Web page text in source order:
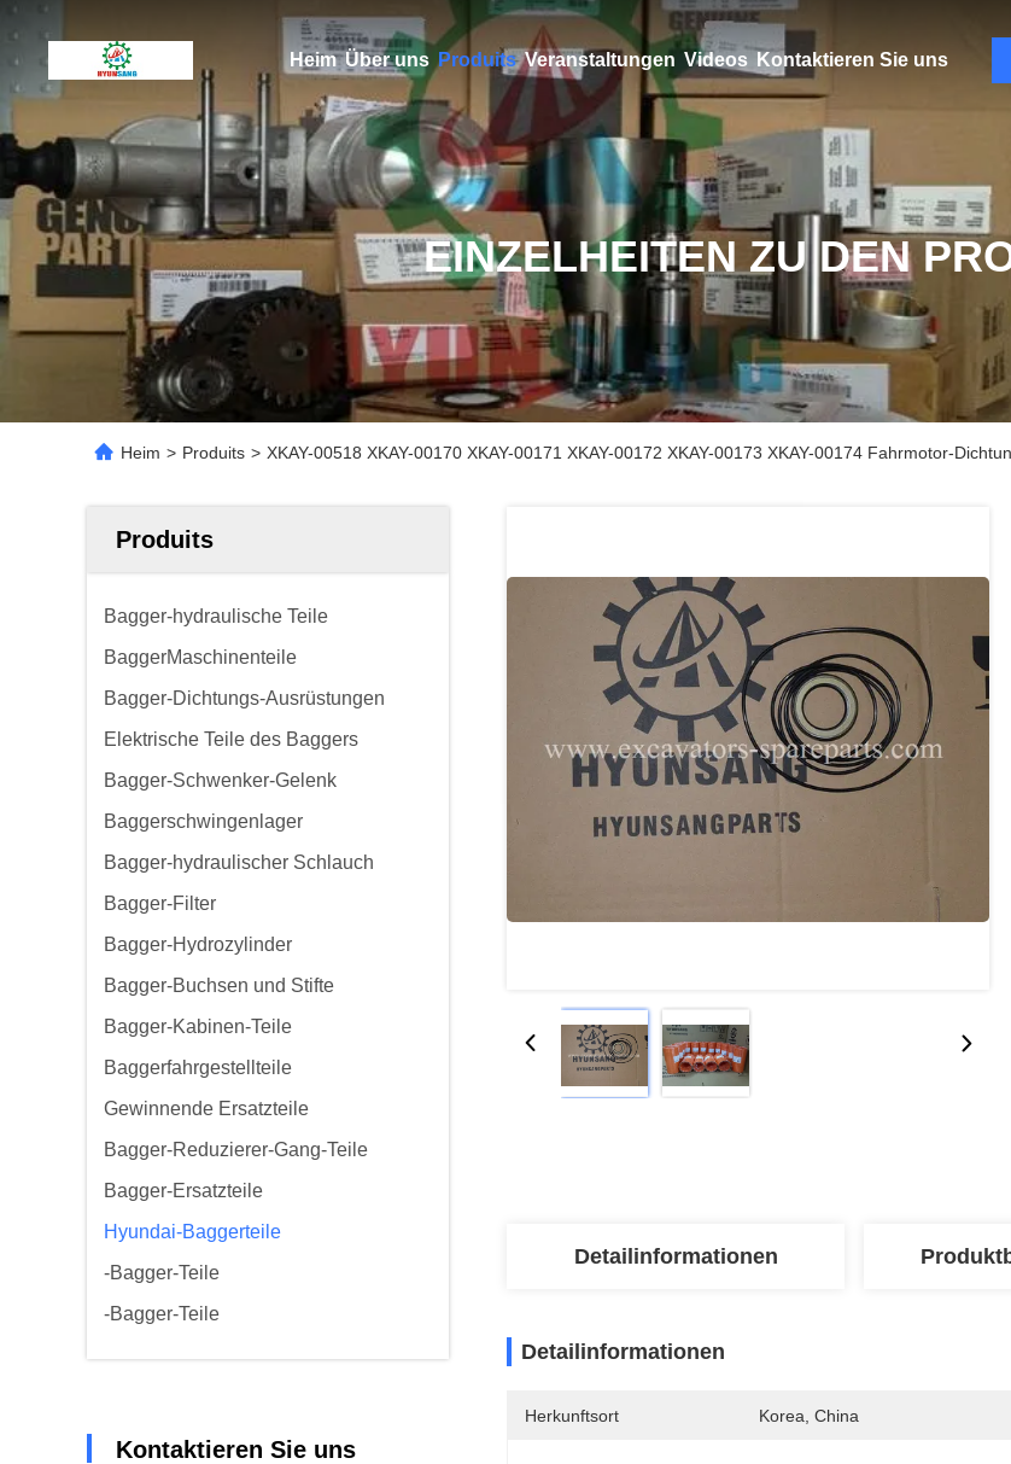
Heim Über uns Produits Veranstaltungen Videos Kontaktieren Sie uns
EINZELHEITEN ZU DEN
Heim > Produits > XKAY-00518 XKAY-00170 XKAY-00171 XKAY-00172 XKAY-00173 XKAY-00174 Fahrmotor-
Produits
Bagger-hydraulische Teile
BaggerMaschinenteile
Bagger-Dichtungs-Ausrüstungen
Elektrische Teile des Baggers
Bagger-Schwenker-Gelenk
Baggerschwingenlager
Bagger-hydraulischer Schlauch
Bagger-Filter
Bagger-Hydrozylinder
Bagger-Buchsen und Stifte
Bagger-Kabinen-Teile
Baggerfahrgestellteile
Gewinnende Ersatzteile
Bagger-Reduzierer-Gang-Teile
Bagger-Ersatzteile
Hyundai-Baggerteile
-Bagger-Teile
-Bagger-Teile
Kontaktieren Sie uns
Detailinformationen
Detailinformationen
Herkunftsort Korea, China